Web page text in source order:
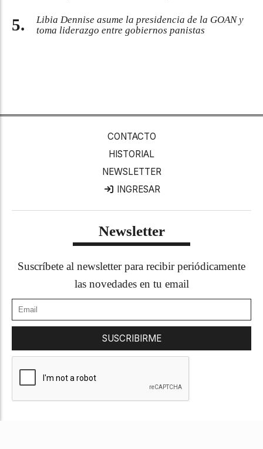
Libia Dennise asume la presidencia de la GOAN y
toma liderazgo entre gobiernos panistas
CONTACTO
HISTORIAL
NEWSLETTER
INGRESAR
Newsletter
Suscríbete al newsletter para recibir periódicamente
las novedades en tu email
SUSCRIBIRME